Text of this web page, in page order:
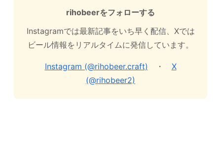
rihobeerをフォローする
Instagramでは最新記事をいち早く配信、Xでは
ビール情報をリアルタイムに発信しています。
Instagram (@rihobeer.craft) ・ X
(@rihobeer2)